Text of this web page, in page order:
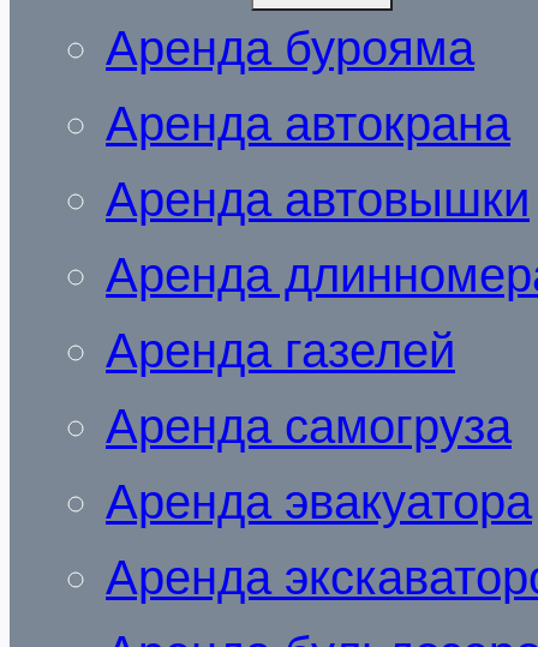
МЕНЮ
Аренда бурояма
Аренда автокрана
Аренда автовышки
Аренда
Аренда газелей
Аренда самогруза
Аренда эвакуатора
Аренда